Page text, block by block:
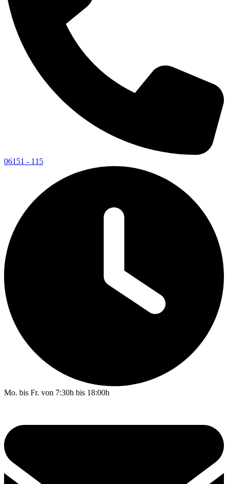
06151 - 115
Mo. bis Fr. von 7:30h bis 18:00h